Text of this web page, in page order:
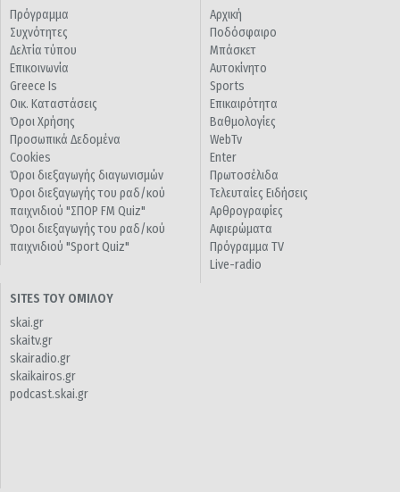
Πρόγραμμα
Συχνότητες
Δελτία τύπου
Επικοινωνία
Greece Is
Οικ. Καταστάσεις
Όροι Χρήσης
Προσωπικά Δεδομένα
Cookies
Όροι διεξαγωγής διαγωνισμών
Όροι διεξαγωγής του ραδ/κού
παιχνιδιού "ΣΠΟΡ FM Quiz"
Όροι διεξαγωγής του ραδ/κού
παιχνιδιού "Sport Quiz"
Αρχική
Ποδόσφαιρο
Μπάσκετ
Αυτοκίνητο
Sports
Επικαιρότητα
Βαθμολογίες
WebTv
Enter
Πρωτοσέλιδα
Τελευταίες Ειδήσεις
Αρθρογραφίες
Αφιερώματα
Πρόγραμμα TV
Live-radio
SITES ΤΟΥ ΟΜΙΛΟΥ
skai.gr
skaitv.gr
skairadio.gr
skaikairos.gr
podcast.skai.gr